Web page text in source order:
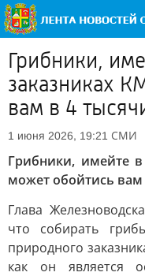
Грибники,
заказниках
вам в 4
1 июня 2026, 19:21 СМИ
Грибники, имейте
может обойтись вам
Глава
что собирать
природного
как он является